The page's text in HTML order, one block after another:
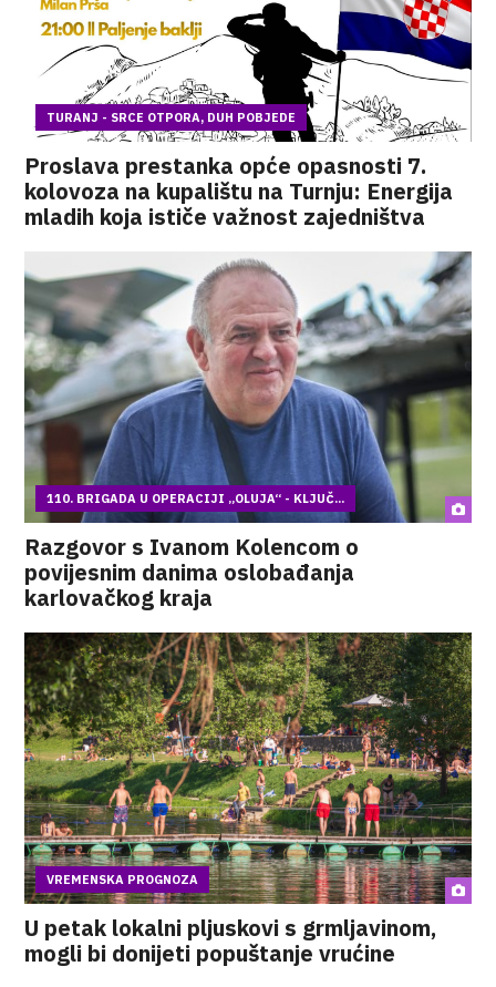
TURANJ - SRCE OTPORA, DUH POBJEDE
Proslava prestanka opće opasnosti 7.
kolovoza na kupalištu na Turnju: Energija
mladih koja ističe važnost zajedništva
110. BRIGADA U OPERACIJI „OLUJA“ - KLJUČ...
Razgovor s Ivanom Kolencom o
povijesnim danima oslobađanja
karlovačkog kraja
VREMENSKA PROGNOZA
U petak lokalni pljuskovi s grmljavinom,
mogli bi donijeti popuštanje vrućine